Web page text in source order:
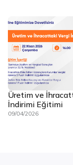
Üretim ve
İndirimi Eğitimi
09/04/2026